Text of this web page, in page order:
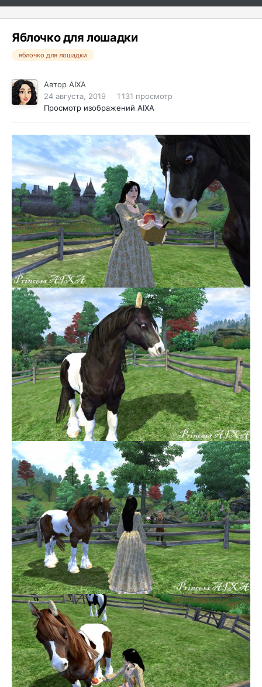
Яблочко для лошадки
яблочко для лошадки
Автор AIXA
24 августа, 2019
1 131 просмотр
Просмотр изображений AIXA